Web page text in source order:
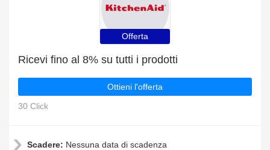
Offerta
Ricevi fino al 8% su tutti i prodotti
Ottieni l'offerta
30 Click
Scadere: Nessuna data di scadenza